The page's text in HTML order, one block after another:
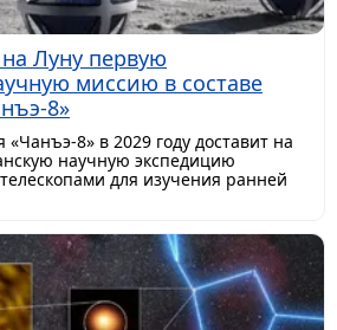
Луну первую
миссию в составе
8»
«Чанъэ-8» в 2029 году доставит на
научную экспедицию
для изучения ранней